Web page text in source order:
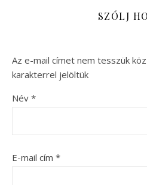
SZÓLJ
Az e-mail címet nem tesszük
karakterrel jelöltük
Név *
E-mail cím *